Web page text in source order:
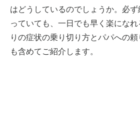
はどうしているのでしょうか。必
っていても、一日でも早く楽にな
りの症状の乗り切り方とパパへの
も含めてご紹介します。